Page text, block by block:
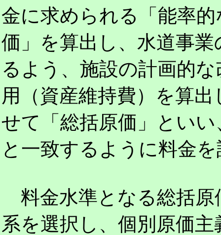
金に求められる「能率
価」を算出し、水道事
るよう、施設の計画的
用（資産維持費）を算
せて「総括原価」とい
と一致するように料金
料金水準となる総括原
系を選択し、個別原価